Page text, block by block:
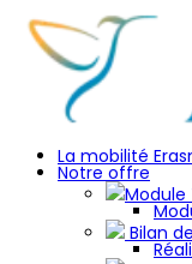
La mobilité
Notre offre
Module
Bilan